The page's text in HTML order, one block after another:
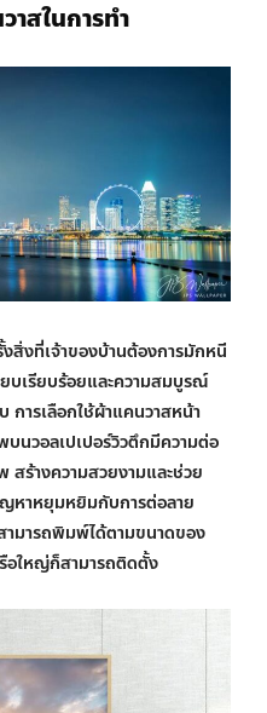
าสในการทำ
สิ่งที่เจ้าของบ้านต้องการมักหนี
บเรียบร้อยและความสมบูรณ์
ารเลือกใช้ผ้าแคนวาสหน้า
บนวอลเปเปอร์วิวตึกมีความต่อ
ร้างความสวยงามและช่วย
หาหยุมหยิมกับการต่อลาย
ามารถพิมพ์ได้ตามขนาดของ
อใหญ่ก็สามารถติดตั้ง